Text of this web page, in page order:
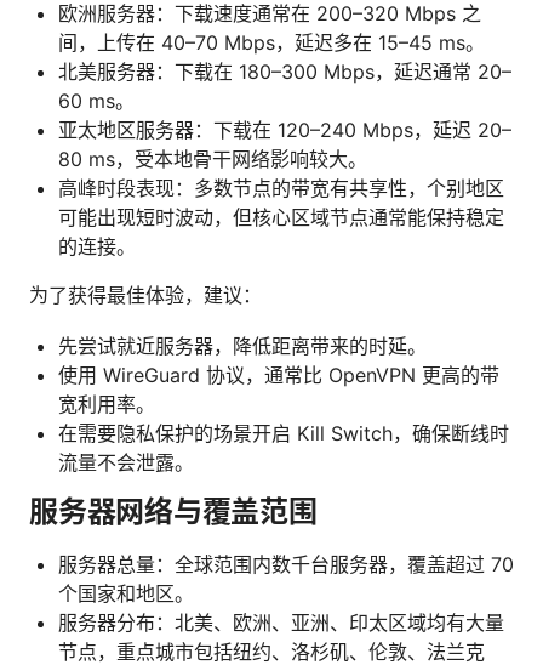
欧洲服务器：下载速度通常在 200–320 Mbps 之
间，上传在 40–70 Mbps，延迟多在 15–45 ms。
北美服务器：下载在 180–300 Mbps，延迟通常 20–
60 ms。
亚太地区服务器：下载在 120–240 Mbps，延迟 20–
80 ms，受本地骨干网络影响较大。
高峰时段表现：多数节点的带宽有共享性，个别地区
可能出现短时波动，但核心区域节点通常能保持稳定
的连接。
为了获得最佳体验，建议：
先尝试就近服务器，降低距离带来的时延。
使用 WireGuard 协议，通常比 OpenVPN 更高的带
宽利用率。
在需要隐私保护的场景开启 Kill Switch，确保断线时
流量不会泄露。
服务器网络与覆盖范围
服务器总量：全球范围内数千台服务器，覆盖超过 70
个国家和地区。
服务器分布：北美、欧洲、亚洲、印太区域均有大量
节点，重点城市包括纽约、洛杉矶、伦敦、法兰克